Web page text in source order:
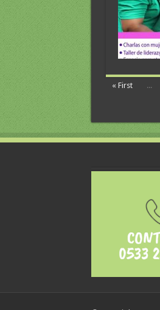
« First ...